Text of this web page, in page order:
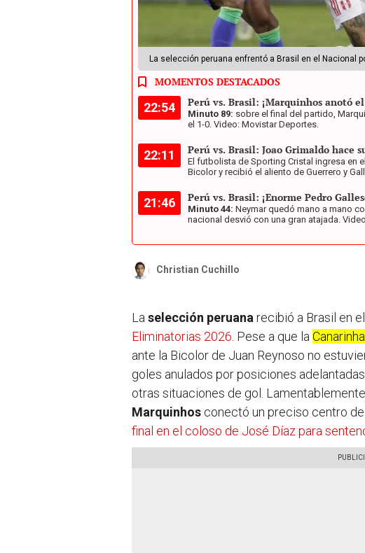
La selección peruana enfrentó a Brasil en el Nacional
MOMENTOS DESTACADOS
22:54 Perú vs. Brasil: ¡Marquinhos anotó
Minuto 89: sobre el final del partido,
el 1-0. Video: Movistar Deportes.
22:11 Perú vs. Brasil: Joao Grimaldo hace
El futbolista de Sporting Cristal ingresa en
Bicolor y recibió el aliento de Guerrero y
21:46 Perú vs. Brasil: ¡Enorme Pedro
Minuto 44: Neymar quedó mano a mano
nacional desvió con una gran atajada.
Christian Cuchillo
La selección peruana recibió a Brasil en
Eliminatorias 2026 . Pese a que la
ante la Bicolor de Juan Reynoso no
goles anulados por posiciones
otras situaciones de gol.
Marquinhos conectó un preciso centro
final en el coloso de José Díaz para